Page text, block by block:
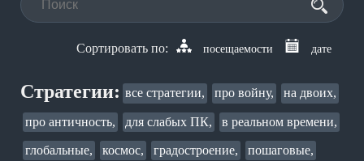
дате
посещаемости
Стратегии: все стратегии, про войну, на двоих,
про античность, для слабых ПК, в реальном времени,
глобальные, космос, градостроение, пошаговые,